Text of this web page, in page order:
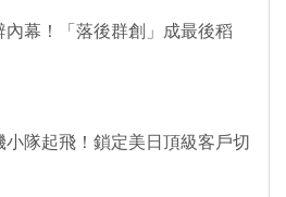
幕！「落後群創」成最後稻
隊起飛！鎖定美日頂級客戶切